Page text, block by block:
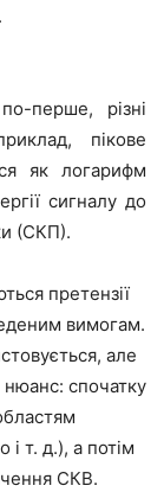
перше, різні
пікове
як логарифм
сигналу до
(СКП).
претензії
вимогам.
але
нюанс: спочатку
і т. д.), а потім
СКВ.